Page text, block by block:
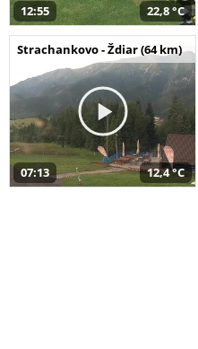
12:55 22,8 °C
Strachankovo - Ždiar (64 km)
07:13 12,4 °C